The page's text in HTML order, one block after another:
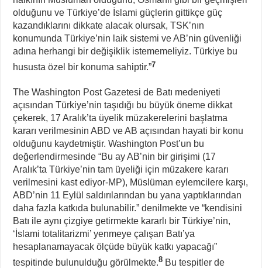
olduğunu ve Türkiye’de İslami güçlerin gittikçe güç
kazandıklarını dikkate alacak olursak, TSK’nın
konumunda Türkiye’nin laik sistemi ve AB’nin güvenliği
adına herhangi bir değişiklik istememeliyiz. Türkiye bu
hususta özel bir konuma sahiptir.”7
The Washington Post Gazetesi de Batı medeniyeti
açısından Türkiye’nin taşıdığı bu büyük öneme dikkat
çekerek, 17 Aralık’ta üyelik müzakerelerini başlatma
kararı verilmesinin ABD ve AB açısından hayati bir konu
olduğunu kaydetmiştir. Washington Post’un bu
değerlendirmesinde “Bu ay AB’nin bir girişimi (17
Aralık’ta Türkiye’nin tam üyeliği için müzakere kararı
verilmesini kast ediyor-MP), Müslüman eylemcilere karşı,
ABD’nin 11 Eylül saldırılarından bu yana yaptıklarından
daha fazla katkıda bulunabilir.” denilmekte ve “kendisini
Batı ile aynı çizgiye getirmekte kararlı bir Türkiye’nin,
‘İslami totalitarizmi’ yenmeye çalışan Batı’ya
hesaplanamayacak ölçüde büyük katkı yapacağı”
tespitinde bulunulduğu görülmekte.8 Bu tespitler de